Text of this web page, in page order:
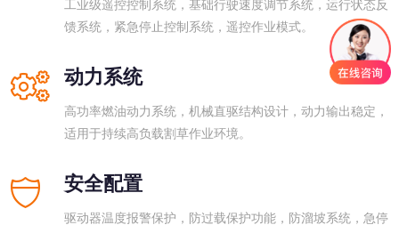
工业级遥控控制系统，基础行驶速度调节系统，运行状态反
馈系统，紧急停止控制系统，遥控作业模式。
动力系统
高功率燃油动力系统，机械直驱结构设计，动力输出稳定，
适用于持续高负载割草作业环境。
安全配置
驱动器温度报警保护，防过载保护功能，防溜坡系统，急停